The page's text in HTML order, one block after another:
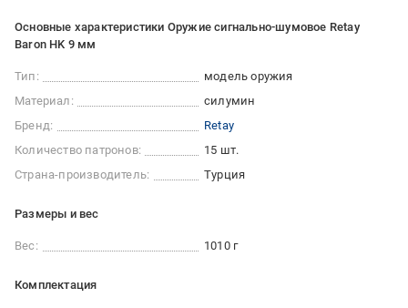
Основные характеристики Оружие сигнально-шумовое Retay
Baron HK 9 мм
Тип:
модель оружия
Материал:
силумин
Бренд:
Retay
Количество патронов:
15 шт.
Страна-производитель:
Турция
Размеры и вес
Вес: 1010 г
Комплектация